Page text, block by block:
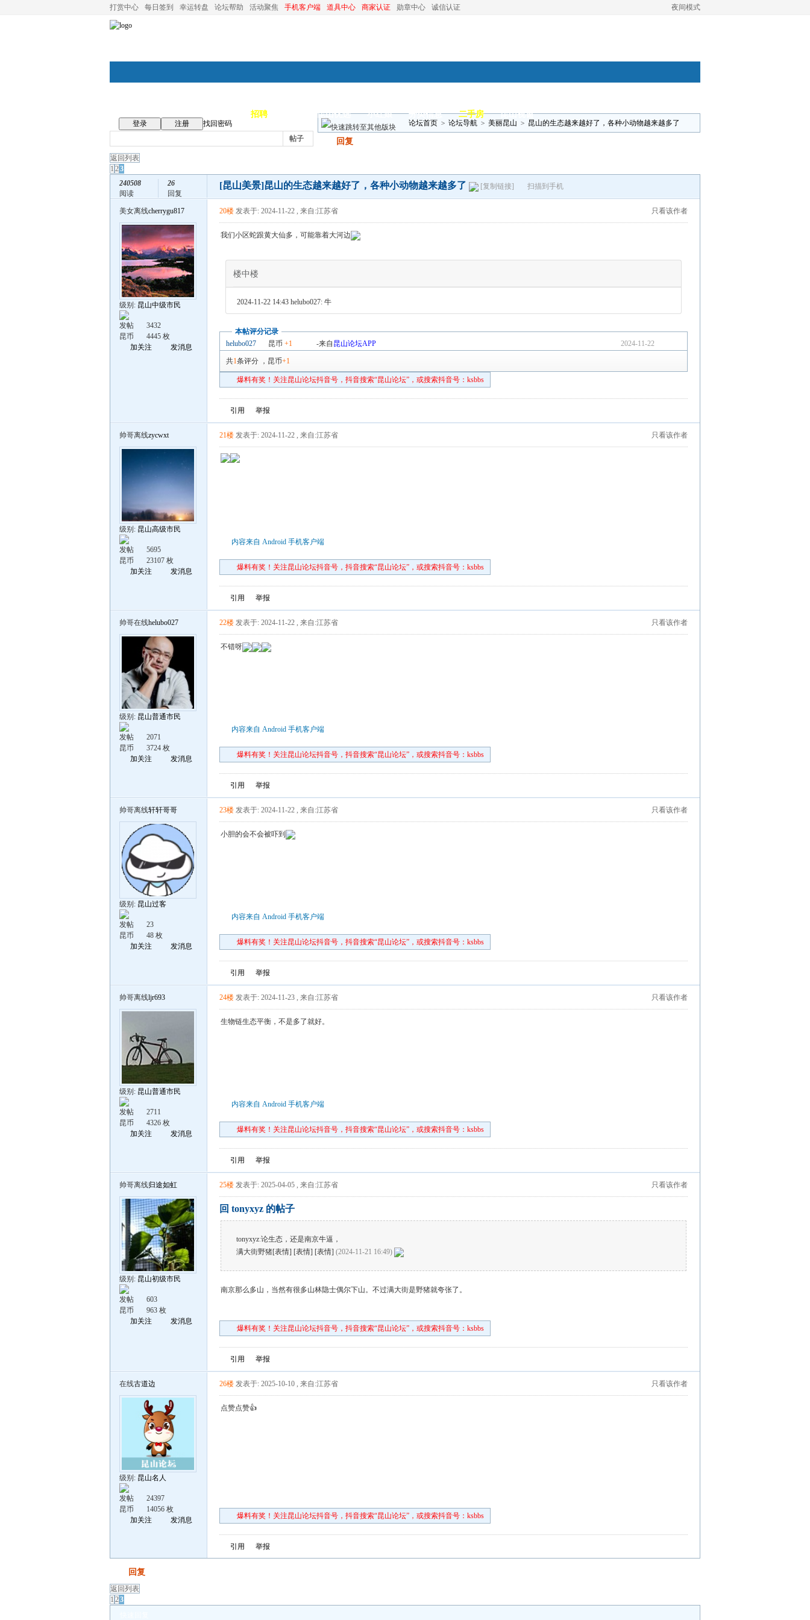
夜间模式
打赏中心 每日签到 幸运转盘 论坛帮助 活动聚焦 手机客户端 道具中心 商家认证 勋章中心 诚信认证
招聘 昆山优选 小红娘 分类信息 二手房 昆山视窗
登录 注册
找回密码
帖子
论坛首页 > 论坛导航 > 美丽昆山 > 昆山的生态越来越好了，各种小动物越来越多了
回复
返回列表
1 23
240508
阅读
26
回复
[昆山美景]昆山的生态越来越好了，各种小动物越来越多了 [复制链接] 扫描到手机
美女离线cherrygu817
级别: 昆山中级市民
发帖
3432
昆币
4445 枚
加关注
发消息
只看该作者
20楼 发表于: 2024-11-22 , 来自:江苏省
我们小区蛇跟黄大仙多，可能靠着大河边
楼中楼
2024-11-22 14:43 helubo027: 牛
本帖评分记录
helubo027
昆币 +1 -来自 昆山论坛APP 2024-11-22
共1条评分 ， 昆币+1
爆料有奖！关注昆山论坛抖音号，抖音搜索“昆山论坛”，或搜索抖音号：ksbbs
引用 举报
帅哥离线zycwxt
级别: 昆山高级市民
发帖
5695
昆币
23107 枚
加关注
发消息
只看该作者
21楼 发表于: 2024-11-22 , 来自:江苏省
内容来自 Android 手机客户端
爆料有奖！关注昆山论坛抖音号，抖音搜索“昆山论坛”，或搜索抖音号：ksbbs
引用 举报
帅哥在线helubo027
级别: 昆山普通市民
发帖
2071
昆币
3724 枚
加关注
发消息
只看该作者
22楼 发表于: 2024-11-22 , 来自:江苏省
不错呀
内容来自 Android 手机客户端
爆料有奖！关注昆山论坛抖音号，抖音搜索“昆山论坛”，或搜索抖音号：ksbbs
引用 举报
帅哥离线轩轩哥哥
级别: 昆山过客
发帖
23
昆币
48 枚
加关注
发消息
只看该作者
23楼 发表于: 2024-11-22 , 来自:江苏省
小胆的会不会被吓到
内容来自 Android 手机客户端
爆料有奖！关注昆山论坛抖音号，抖音搜索“昆山论坛”，或搜索抖音号：ksbbs
引用 举报
帅哥离线ljr693
级别: 昆山普通市民
发帖
2711
昆币
4326 枚
加关注
发消息
只看该作者
24楼 发表于: 2024-11-23 , 来自:江苏省
生物链生态平衡，不是多了就好。
内容来自 Android 手机客户端
爆料有奖！关注昆山论坛抖音号，抖音搜索“昆山论坛”，或搜索抖音号：ksbbs
引用 举报
帅哥离线归途如虹
级别: 昆山初级市民
发帖
603
昆币
963 枚
加关注
发消息
只看该作者
25楼 发表于: 2025-04-05 , 来自:江苏省
回 tonyxyz 的帖子
tonyxyz:论生态，还是南京牛逼，
满大街野猪[表情] [表情] [表情] (2024-11-21 16:49)
南京那么多山，当然有很多山林隐士偶尔下山。不过满大街是野猪就夸张了。
爆料有奖！关注昆山论坛抖音号，抖音搜索“昆山论坛”，或搜索抖音号：ksbbs
引用 举报
在线古道边
级别: 昆山名人
发帖
24397
昆币
14056 枚
加关注
发消息
只看该作者
26楼 发表于: 2025-10-10 , 来自:江苏省
点赞点赞👍
爆料有奖！关注昆山论坛抖音号，抖音搜索“昆山论坛”，或搜索抖音号：ksbbs
引用 举报
回复
返回列表
1 23